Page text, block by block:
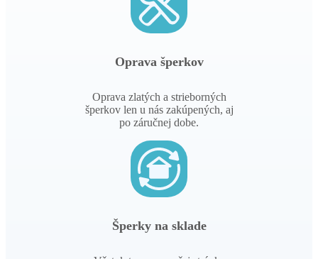
Oprava šperkov
Oprava zlatých a strieborných
šperkov len u nás zakúpených, aj
po záručnej dobe.
Šperky na sklade